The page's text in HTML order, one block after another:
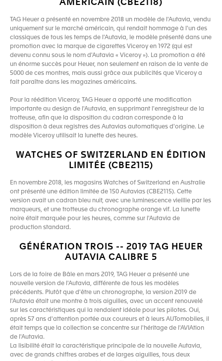
AMÉRICAIN (CBE2118)
TAG Heuer a présenté en novembre 2018 un modèle de l'Autavia, vendu
uniquement sur le marché américain, qui rendait hommage à l'un des
classiques de tous les temps de l'Autavia, le modèle présenté dans une
promotion avec la marque de cigarettes Viceroy en 1972 (qui est
devenu connu sous le nom d'Autavia « Viceroy »). La promotion a été
un énorme succès pour Heuer, non seulement en raison de la vente de
5000 de ces montres, mais aussi grâce aux publicités que Viceroy a
fait paraître dans les magazines américains.
Pour la réédition Viceroy, TAG Heuer a apporté une modification
importante au design de l'Autavia, en supprimant l'enregistreur de la
trotteuse, afin que la disposition du cadran corresponde à la
disposition à deux registres des Autavias automatiques d'origine. Le
modèle Viceroy utilisait la lunette des heures.
WATCHES OF SWITZERLAND EN ÉDITION
LIMITÉE (CBE2115)
En novembre 2018, les magasins Watches of Switzerland en Australie
ont présenté une édition limitée de 150 Autavias (CBE2115). Cette
version avait un cadran bleu nuit, avec une luminescence vieillie par les
marqueurs, et une trotteuse du chronographe orange vif. La lunette
noire était marquée pour les heures, comme sur l'Autavia de
production standard.
GÉNÉRATION TROIS -- 2019 TAG HEUER
AUTAVIA CALIBRE 5
Lors de la foire de Bâle en mars 2019, TAG Heuer a présenté une
nouvelle version de l'Autavia, différente de tous les modèles
précédents. Plutôt que d'être un chronographe, la version 2019 de
l'Autavia était une montre à trois aiguilles, avec un accent renouvelé
sur les caractéristiques qui la rendaient idéale pour les pilotes. Oui,
après 57 ans d'attention portée aux coureurs et à leurs AUTomobiles, il
était temps que la collection se concentre sur l'héritage de l'AVIAtion
de l'Autavia.
La lisibilité était la caractéristique principale de la nouvelle Autavia,
avec de grands chiffres arabes et de larges aiguilles, tous deux